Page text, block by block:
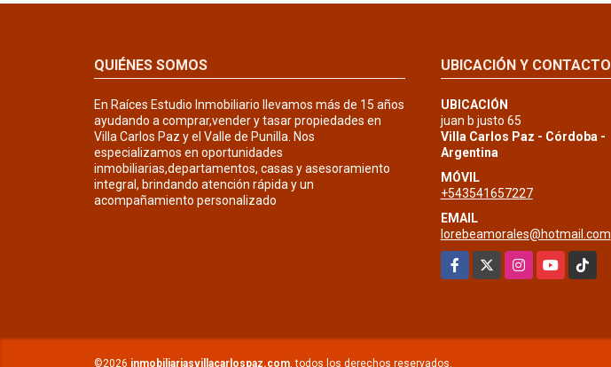
QUIÉNES SOMOS
En Raíces Estudio Inmobiliario llevamos más de 15 años
ayudando a comprar,vender y tasar propiedades en
Villa Carlos Paz y el Valle de Punilla. Nos
especializamos en oportunidades
inmobiliarias,departamentos, casas y asesoramiento
integral, brindando atención rápida y un
acompañamiento personalizado
UBICACIÓN Y CONTACTO
UBICACIÓN
juan b justo 65
Villa Carlos Paz - Córdoba -
Argentina
MÓVIL
+543541657227
EMAIL
lorebeamorales@hotmail.com
Facebook
InstagramYouTubeTikTok
©2026 inmobiliariasvillacarlospaz.com, todos los derechos reservados.